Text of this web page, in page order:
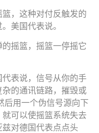
，这种对付反触发的
美国代表说。
摇篮，摇篮一停摇它
表说，信号从你的手
的通讯链路，摧毁或
后用一个伪信号源向下
可以使摇篮系统失去
对德国代表点点头